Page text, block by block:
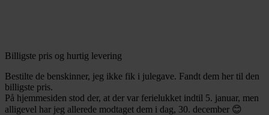
Billigste pris og hurtig levering
Bestilte de benskinner, jeg ikke fik i julegave. Fandt dem her til den
billigste pris.
På hjemmesiden stod der, at der var ferielukket indtil 5. januar, men
alligevel har jeg allerede modtaget dem i dag, 30. december 😊